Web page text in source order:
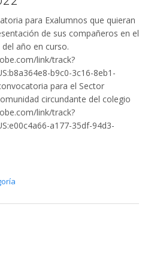
para Exalumnos que quieran
de sus compañeros en el
año en curso.
link/track?
b9c0-3c16-8eb1-
para el Sector
circundante del colegio
link/track?
a177-35df-94d3-